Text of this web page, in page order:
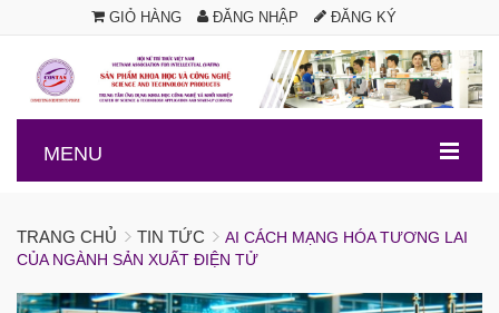
GIỎ HÀNG ĐĂNG NHẬP ĐĂNG KÝ
.
MENU
TRANG CHỦ TIN TỨC
AI CÁCH MẠNG HÓA TƯƠNG LAI
CỦA NGÀNH SẢN XUẤT ĐIỆN TỬ